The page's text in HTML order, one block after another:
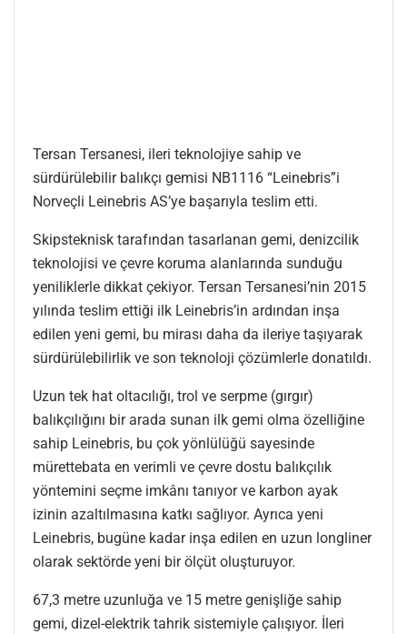
Tersan Tersanesi, ileri teknolojiye sahip ve
sürdürülebilir balıkçı gemisi NB1116 “Leinebris”i
Norveçli Leinebris AS’ye başarıyla teslim etti.
Skipsteknisk tarafından tasarlanan gemi, denizcilik
teknolojisi ve çevre koruma alanlarında sunduğu
yeniliklerle dikkat çekiyor. Tersan Tersanesi’nin 2015
yılında teslim ettiği ilk Leinebris’in ardından inşa
edilen yeni gemi, bu mirası daha da ileriye taşıyarak
sürdürülebilirlik ve son teknoloji çözümlerle donatıldı.
Uzun tek hat oltacılığı, trol ve serpme (gırgır)
balıkçılığını bir arada sunan ilk gemi olma özelliğine
sahip Leinebris, bu çok yönlülüğü sayesinde
mürettebata en verimli ve çevre dostu balıkçılık
yöntemini seçme imkânı tanıyor ve karbon ayak
izinin azaltılmasına katkı sağlıyor. Ayrıca yeni
Leinebris, bugüne kadar inşa edilen en uzun longliner
olarak sektörde yeni bir ölçüt oluşturuyor.
67,3 metre uzunluğa ve 15 metre genişliğe sahip
gemi, dizel-elektrik tahrik sistemiyle çalışıyor. İleri